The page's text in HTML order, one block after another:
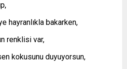
hayranlıkla bakarken,
renklisi var,
kokusunu duyuyorsun,